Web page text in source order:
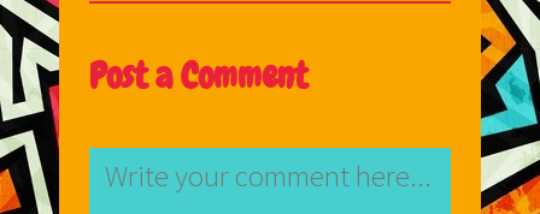
Post a Comment